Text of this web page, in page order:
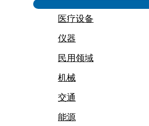
医疗设备
仪器
民用领域
机械
交通
能源